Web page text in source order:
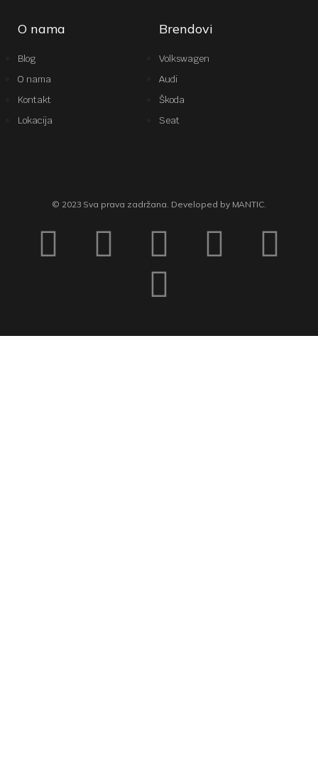
O nama
Blog
O nama
Kontakt
Lokacija
Brendovi
Volkswagen
Audi
Škoda
Seat
© 2023 Sva prava zadržana. Developed by MANTIC.